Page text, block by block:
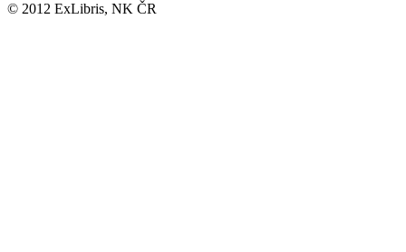
© 2012 ExLibris, NK ČR